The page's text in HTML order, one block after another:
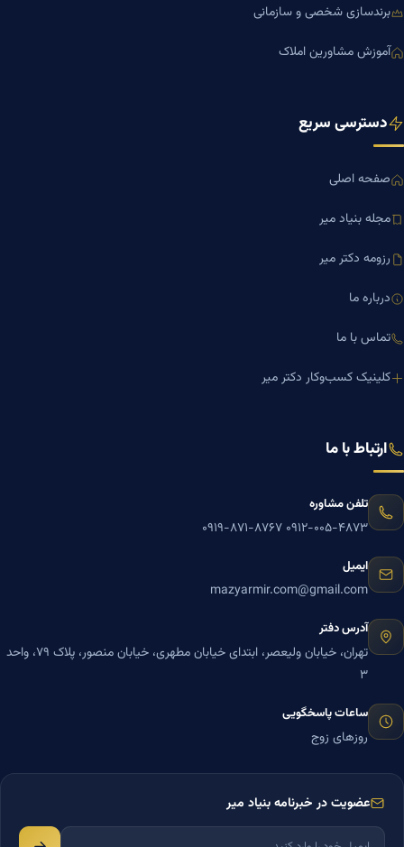
برندسازی شخصی و سازمانی
آموزش مشاورین املاک
دسترسی سریع
صفحه اصلی
مجله بنیاد میر
رزومه دکتر میر
درباره ما
تماس با ما
کلینیک کسب‌وکار دکتر میر
ارتباط با ما
تلفن مشاوره
۰۹۱۲-۰۰۵-۴۸۷۳ ۰۹۱۹-۸۷۱-۸۷۶۷
ایمیل
mazyarmir.com@gmail.com
آدرس دفتر
تهران، خیابان ولیعصر، ابتدای خیابان مطهری، خیابان منصور، پلاک ۷۹، واحد
۳
ساعات پاسخگویی
روزهای زوج
عضویت در خبرنامه بنیاد میر